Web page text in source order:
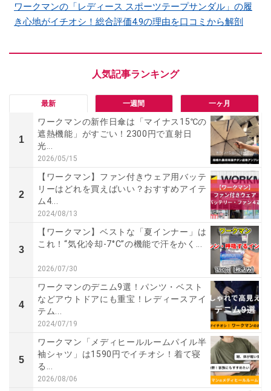
ワークマンの「レディース スポーツテープサンダル」の履
き心地がイチオシ！総合評価4.9の理由を口コミから解剖
最新 一週間 一ヶ月
1
ワークマンの新作日傘は「マイナス15℃の
遮熱機能」がすごい！2300円で直射日
光...
2026/05/15
2
【ワークマン】ファン付きウェア用バッテ
リーはどれを買えばいい？おすすめアイテ
ム4...
2024/08/13
3
【ワークマン】ベストな「夏インナー」は
これ！“気化冷却-7°C”の機能で汗をかく...
2026/07/30
4
ワークマンのデニム9選！パンツ・ベスト
などアウトドアにも重宝！レディースアイ
テム...
2024/07/19
5
ワークマン「メディヒールルームパイル半
袖シャツ」は1590円でイチオシ！着て寝
る...
2026/08/06